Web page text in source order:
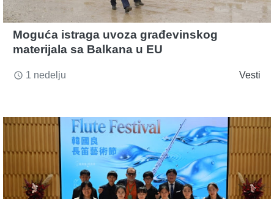
Moguća istraga uvoza građevinskog
materijala sa Balkana u EU
access_time 1 nedelju Vesti